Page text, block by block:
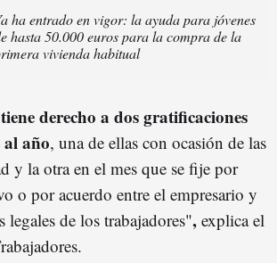
ha entrado en vigor: la ayuda para jóvenes
hasta 50.000 euros para la compra de la
vivienda habitual
derecho a dos gratificaciones
año, una de ellas con ocasión de las
y la otra en el mes que se fije por
o por acuerdo entre el empresario y
legales de los trabajadores", explica el